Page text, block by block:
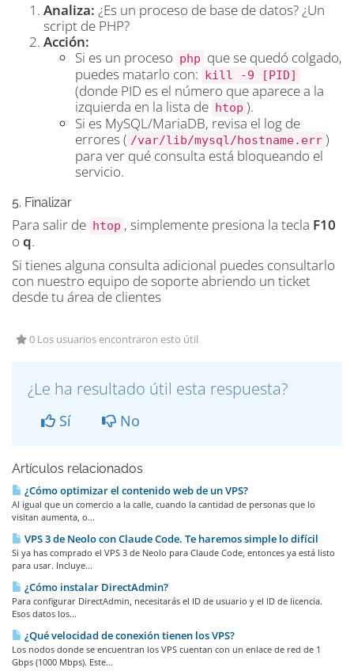
Analiza: ¿Es un proceso de base de datos? ¿Un
script de PHP?
Acción:
Si es un proceso php que se quedó colgado,
puedes matarlo con: kill -9 [PID]
(donde PID es el número que aparece a la
izquierda en la lista de htop ).
Si es MySQL/MariaDB, revisa el log de
errores ( /var/lib/mysql/hostname.err )
para ver qué consulta está bloqueando el
servicio.
5. Finalizar
Para salir de htop , simplemente presiona la tecla F10
o q.
Si tienes alguna consulta adicional puedes consultarlo
con nuestro equipo de soporte abriendo un ticket
desde tu área de clientes
0 Los usuarios encontraron esto útil
¿Le ha resultado útil esta respuesta?
Sí No
Artículos relacionados
¿Cómo optimizar el contenido web de un VPS?
Al igual que un comercio a la calle, cuando la cantidad de personas que lo
visitan aumenta, o...
VPS 3 de Neolo con Claude Code. Te haremos simple lo difícil
Si ya has comprado el VPS 3 de Neolo para Claude Code, entonces ya está listo
para usar. Incluye...
¿Cómo instalar DirectAdmin?
Para configurar DirectAdmin, necesitarás el ID de usuario y el ID de licencia.
Esos datos los...
¿Qué velocidad de conexión tienen los VPS?
Los nodos donde se encuentran los VPS cuentan con un enlace de red de 1
Gbps (1000 Mbps). Este...